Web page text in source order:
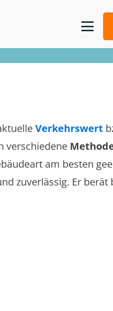
Verkehrswert
verschiedene
am besten
zuverlässig. Er berät